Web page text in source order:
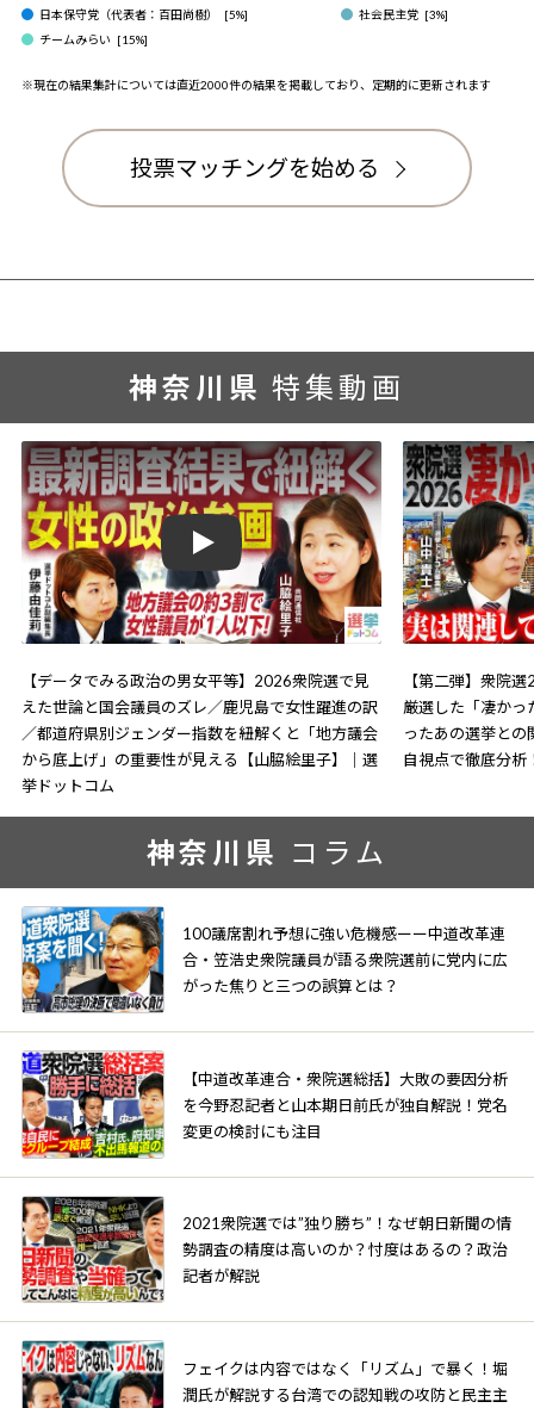
日本保守党（代表者：百田尚樹）
[5%] 社会民主党 [3%]
チームみらい [15%]
※現在の結果集計については直近2000件の結果を掲載しており、定期的に更新されます
投票マッチングを始める
神奈川県 特集動画
Play
【データでみる政治の男女平等】2026衆院選で見
えた世論と国会議員のズレ／鹿児島で女性躍進の訳
／都道府県別ジェンダー指数を紐解くと「地方議会
から底上げ」の重要性が見える【山脇絵里子】｜選
挙ドットコム
【第二弾】衆院
厳選した「凄かっ
ったあの選挙と
自視点で徹底分析
神奈川県 コラム
100議席割れ予想に強い危機感ーー中道改革連
合・笠浩史衆院議員が語る衆院選前に党内に広
がった焦りと三つの誤算とは？
【中道改革連合・衆院選総括】大敗の要因分析
を今野忍記者と山本期日前氏が独自解説！党名
変更の検討にも注目
2021衆院選では”独り勝ち”！なぜ朝日新聞の情
勢調査の精度は高いのか？忖度はあるの？政治
記者が解説
フェイクは内容ではなく「リズム」で暴く！堀
潤氏が解説する台湾での認知戦の攻防と民主主